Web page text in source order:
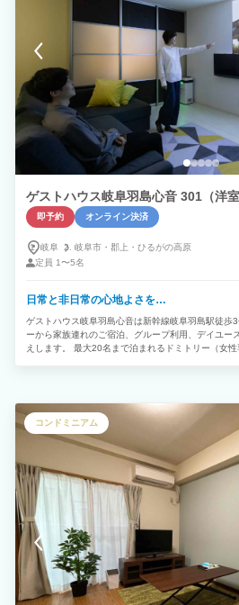
ゲストハウス岐阜羽島心音 301（洋室
即予約 オンライン決済
岐阜 岐阜市・ 郡上・ ひるがの高原
定員 1〜5名
日常と非日常の心地よさを…
ゲストハウス岐阜羽島心音は新幹線岐阜羽島駅徒歩
ーから家族連れのご宿泊、グループ利用、デイユー
えします。 最大20名まで泊まれるドミトリー（女
コンドミニアム